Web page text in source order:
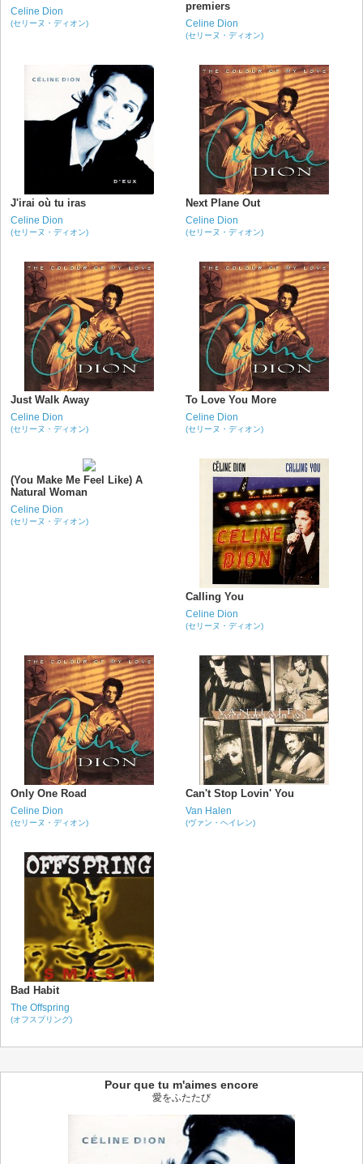
Celine Dion
(セリーヌ・ディオン)
premiers
Celine Dion
(セリーヌ・ディオン)
J'irai où tu iras
Celine Dion
(セリーヌ・ディオン)
Next Plane Out
Celine Dion
(セリーヌ・ディオン)
Just Walk Away
Celine Dion
(セリーヌ・ディオン)
To Love You More
Celine Dion
(セリーヌ・ディオン)
(You Make Me Feel Like) A
Natural Woman
Celine Dion
(セリーヌ・ディオン)
Calling You
Celine Dion
(セリーヌ・ディオン)
Only One Road
Celine Dion
(セリーヌ・ディオン)
Can't Stop Lovin' You
Van Halen
(ヴァン・ヘイレン)
Bad Habit
The Offspring
(オフスプリング)
Pour que tu m'aimes encore
愛をふたたび